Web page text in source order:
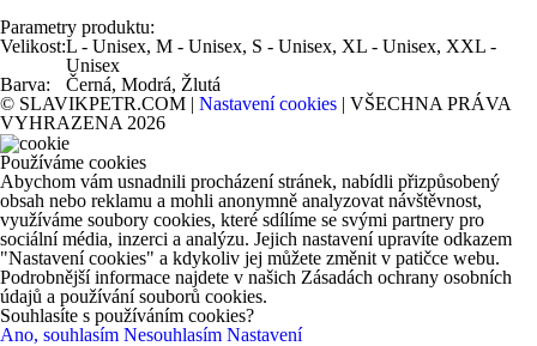
Parametry produktu:
Velikost:L - Unisex, M - Unisex, S - Unisex, XL - Unisex, XXL -
Unisex
Barva:
Černá, Modrá, Žlutá
© SLAVIKPETR.COM | Nastavení cookies | VŠECHNA PRÁVA
VYHRAZENA 2026
Používáme cookies
Abychom vám usnadnili procházení stránek, nabídli přizpůsobený
obsah nebo reklamu a mohli anonymně analyzovat návštěvnost,
využíváme soubory cookies, které sdílíme se svými partnery pro
sociální média, inzerci a analýzu. Jejich nastavení upravíte odkazem
"Nastavení cookies" a kdykoliv jej můžete změnit v patičce webu.
Podrobnější informace najdete v našich Zásadách ochrany osobních
údajů a používání souborů cookies.
Souhlasíte s používáním cookies?
Ano, souhlasím Nesouhlasím Nastavení